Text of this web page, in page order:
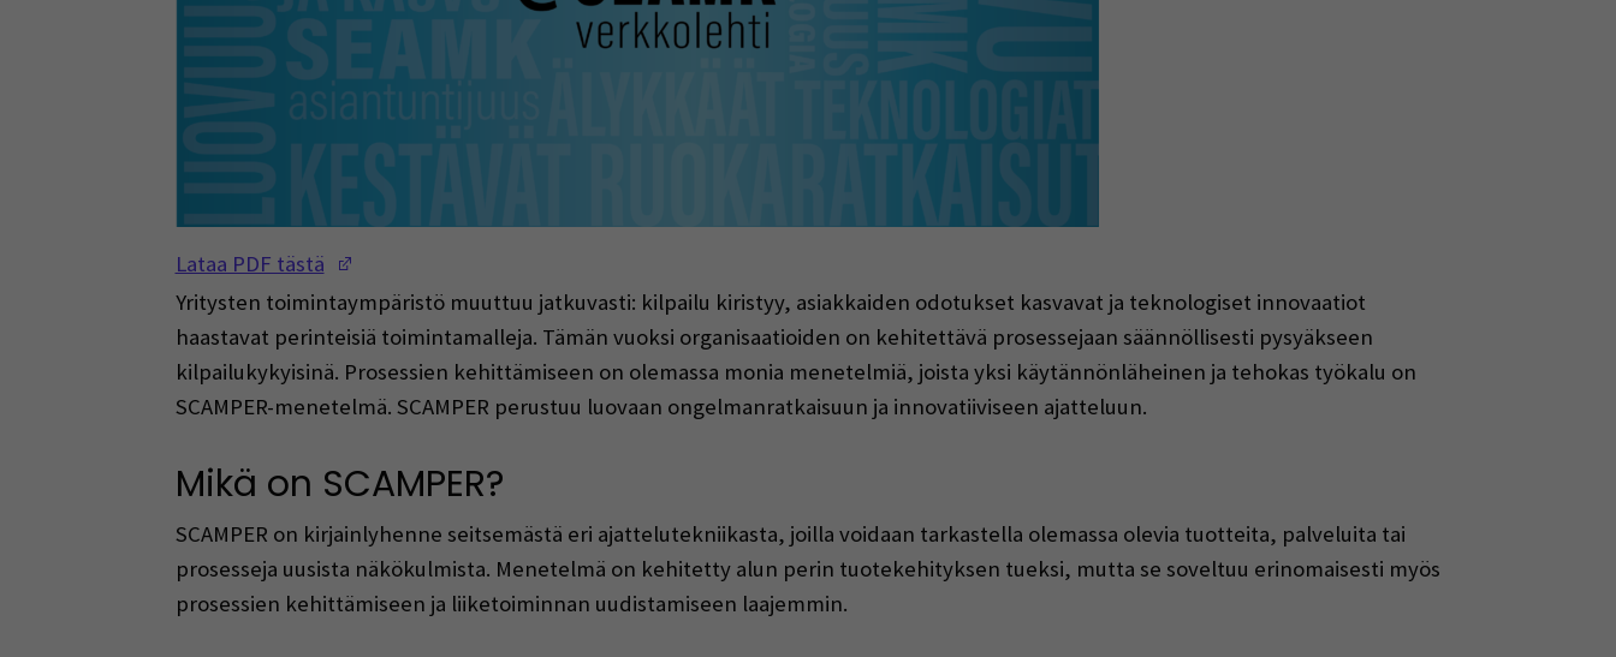
Lataa PDF tästä
Yritysten toimintaympäristö muuttuu jatkuvasti: kilpailu kiristyy, asiakkaiden odotukset kasvavat ja teknologiset innovaatiot
haastavat perinteisiä toimintamalleja. Tämän vuoksi organisaatioiden on kehitettävä prosessejaan säännöllisesti pysyäkseen
kilpailukykyisinä. Prosessien kehittämiseen on olemassa monia menetelmiä, joista yksi käytännönläheinen ja tehokas työkalu on
SCAMPER-menetelmä. SCAMPER perustuu luovaan ongelmanratkaisuun ja innovatiiviseen ajatteluun.
Mikä on SCAMPER?
SCAMPER on kirjainlyhenne seitsemästä eri ajattelutekniikasta, joilla voidaan tarkastella olemassa olevia tuotteita, palveluita tai
prosesseja uusista näkökulmista. Menetelmä on kehitetty alun perin tuotekehityksen tueksi, mutta se soveltuu erinomaisesti myös
prosessien kehittämiseen ja liiketoiminnan uudistamiseen laajemmin.